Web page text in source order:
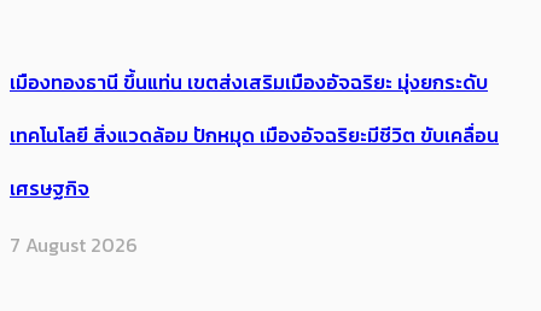
เมืองทองธานี ขึ้นแท่น เขตส่งเสริมเมืองอัจฉริยะ มุ่งยกระดับ
เทคโนโลยี สิ่งแวดล้อม ปักหมุด เมืองอัจฉริยะมีชีวิต ขับเคลื่อน
เศรษฐกิจ
7 August 2026